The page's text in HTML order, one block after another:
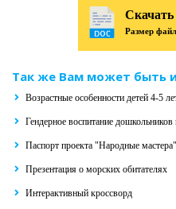
Размер
Так же Вам может быть
Возрастные особенности детей 4-5
Гендерное воспитание дошкольников
Паспорт проекта "Народные мастера"
Презентация о морских обитателях
Интерактивный кроссворд